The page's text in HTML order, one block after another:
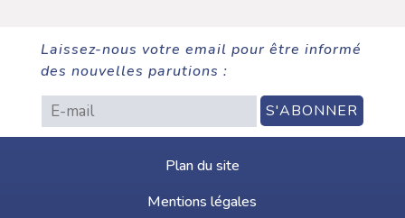
Laissez-nous votre email pour être informé
des nouvelles parutions :
Plan du site
Mentions légales